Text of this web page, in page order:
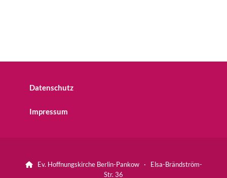
Datenschutz
Impressum
Ev. Hoffnungskirche Berlin-Pankow · Elsa-Brändström-
Str. 36